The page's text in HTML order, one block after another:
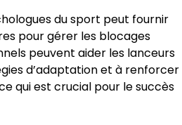
du sport peut fournir
pour gérer les blocages
peuvent aider les lanceurs
d’adaptation et à renforcer
qui est crucial pour le succès